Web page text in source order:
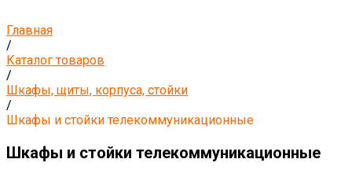
Главная
/
Каталог товаров
/
Шкафы, щиты, корпуса, стойки
/
Шкафы и стойки телекоммуникационные
Шкафы и стойки телекоммуникационные